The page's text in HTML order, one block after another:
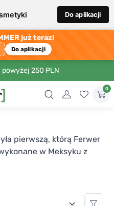
Do aplikacji
już teraz!
Do aplikacji
powyżej 250 PLN
0
pierwszą, którą Ferwer
w Meksyku z
z Peru zgodnie z
buty i tych, którzy